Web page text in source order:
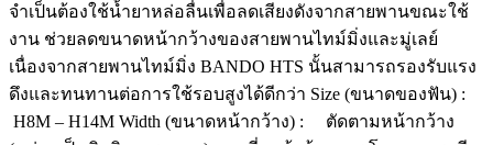
จำเป็นต้องใช้น้ำยาหล่อลื่นเพื่อลดเสียงดังจากสายพานขณะใช้
งาน ช่วยลดขนาดหน้ากว้างของสายพานไทม์มิ่งและมู่เลย์
เนื่องจากสายพานไทม์มิ่ง BANDO HTS นั้นสามารถรองรับแรง
ดึงและทนทานต่อการใช้รอบสูงได้ดีกว่า Size (ขนาดของฟัน) :
H8M – H14M Width (ขนาดหน้ากว้าง) : ตัดตามหน้ากว้าง